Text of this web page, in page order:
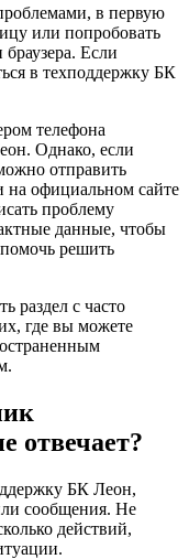
в первую
или попробовать
браузера. Если
в техподдержку БК
телефона
Однако, если
отправить
на официальном сайте
проблему
данные, чтобы
решить
раздел с часто
где вы можете
отвечает?
БК Леон,
сообщения. Не
действий,